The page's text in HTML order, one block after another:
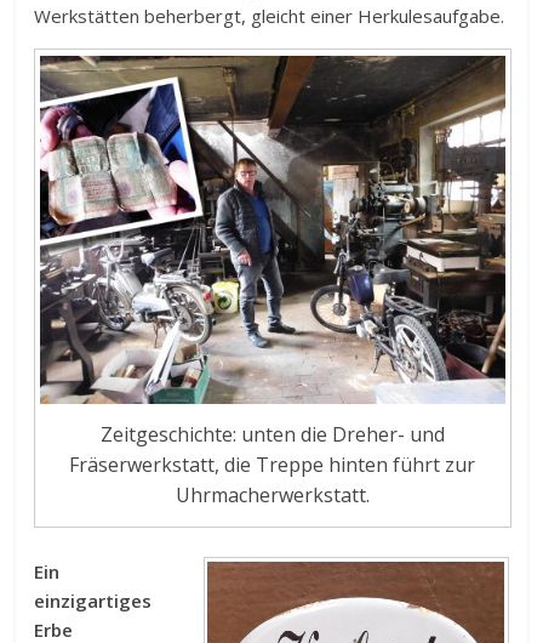
Werkstätten beherbergt, gleicht einer Herkulesaufgabe.
Zeitgeschichte: unten die Dreher- und
Fräserwerkstatt, die Treppe hinten führt zur
Uhrmacherwerkstatt.
Ein
einzigartiges
Erbe